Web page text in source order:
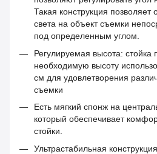
Такая конструкция позволяет
света на объект съемки
под определенным углом.
Регулируемая высота: стойка
необходимую высоту
см для удовлетворения
съемки
Есть мягкий спонж на
который обеспечивает
стойки.
Ультрастабильная